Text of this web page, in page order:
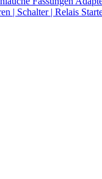
| Schalter | Relais